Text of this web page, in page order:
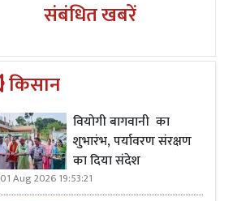
संबंधित खबरें
किसान
वियोगी बागवानी का
शुभारंभ, पर्यावरण संरक्षण
का दिया संदेश
01 Aug 2026 19:53:21